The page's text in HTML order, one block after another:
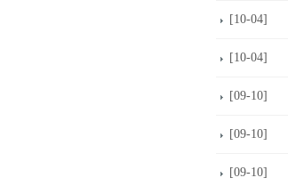
[10-04]
[10-04]
[09-10]
[09-10]
[09-10]